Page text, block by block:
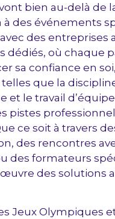
bien au-delà de
des événements
des entreprises
dédiés, où chaque
sa confiance en
que la
et le travail
pistes
ce soit à travers
des rencontres
des formateurs
des solutions
Jeux Olympiques